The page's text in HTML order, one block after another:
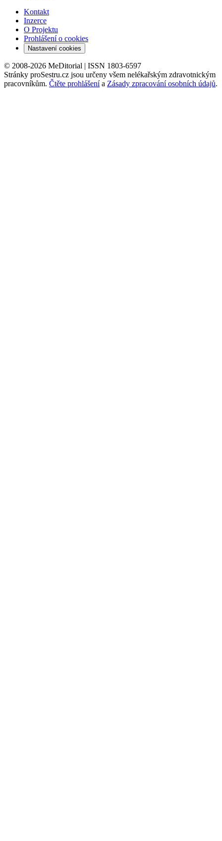
Kontakt
Inzerce
O Projektu
Prohlášení o cookies
Nastavení cookies
© 2008-2026 MeDitorial | ISSN 1803-6597
Stránky proSestru.cz jsou určeny všem nelékařským zdravotnickým
pracovníkům. Čtěte prohlášenía Zásady zpracování osobních údajů.